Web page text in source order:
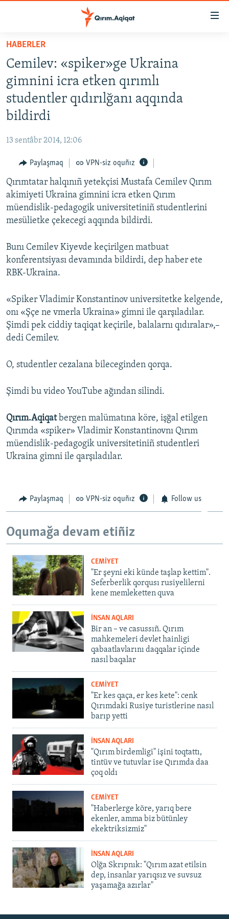
Esas
qaytmaq
Baş
navigatsiyağa
qaytmaq
Qıdıruvğa
HABERLER
İQTİSADİYAT
CEMİYET
İNSAN AQLARI
VİDEO
SÜRET
BLOGLAR
FİKİR
Русский
Українською
QOŞULIÑIZ!
RFE/RS bütün saytları
HABERLER
Cemilev: «spiker»ge Ukraina
gimnini icra etken qırımlı
studentler qıdırılğanı aqqında
bildirdi
13 sentâbr 2014, 12:06
Paylaşmaq VPN-siz oquñız
Qırımtatar halqınıñ yetekçisi Mustafa Cemilev Qırım
akimiyeti Ukraina gimnini icra etken Qırım
müendislik-pedagogik universitetiniñ studentlerini
mesülietke çekecegi aqqında bildirdi.
Bunı Cemilev Kiyevde keçirilgen matbuat
konferentsiyası devamında bildirdi, dep haber ete
RBK-Ukraina.
«Spiker Vladimir Konstantinov universitetke kelgende,
onı «Şçe ne vmerla Ukraina» gimni ile qarşıladılar.
Şimdi pek ciddiy taqiqat keçirile, balalarnı qıdıralar»,–
dedi Cemilev.
O, studentler cezalana bileceginden qorqa.
Şimdi bu video YouTube ağından silindi.
Qırım.Aqiqatbergen malümatına köre, işğal etilgen
Qırımda «spiker» Vladimir Konstantinovnı Qırım
müendislik-pedagogik universitetiniñ studentleri
Ukraina gimni ile qarşıladılar.
Paylaşmaq VPN-siz oquñız Follow us
Oqumağa devam etiñiz
CEMİYET
"Er şeyni eki künde taşlap kettim".
Seferberlik qorqusı rusiyelilerni
kene memleketten quva
İNSAN AQLARI
Bir an – ve casussıñ. Qırım
mahkemeleri devlet hainligi
qabaatlavlarını daqqalar içinde
nasıl baqalar
CEMİYET
"Er kes qaça, er kes kete": cenk
Qırımdaki Rusiye turistlerine nasıl
barıp yetti
İNSAN AQLARI
"Qırım birdemligi" işini toqtattı,
tintüv ve tutuvlar ise Qırımda daa
çoq oldı
CEMİYET
"Haberlerge köre, yarıq bere
ekenler, amma biz bütünley
ekektriksizmiz"
İNSAN AQLARI
Olğa Skrıpnık: "Qırım azat etilsin
dep, insanlar yarıqsız ve suvsuz
yaşamağa azırlar"